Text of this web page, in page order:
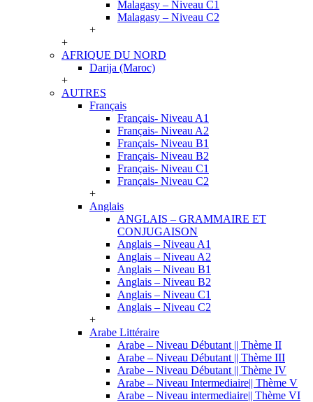
Malagasy – Niveau C1
Malagasy – Niveau C2
+
+
AFRIQUE DU NORD
Darija (Maroc)
+
AUTRES
Français
Français- Niveau A1
Français- Niveau A2
Français- Niveau B1
Français- Niveau B2
Français- Niveau C1
Français- Niveau C2
+
Anglais
ANGLAIS – GRAMMAIRE ET
CONJUGAISON
Anglais – Niveau A1
Anglais – Niveau A2
Anglais – Niveau B1
Anglais – Niveau B2
Anglais – Niveau C1
Anglais – Niveau C2
+
Arabe Littéraire
Arabe – Niveau Débutant || Thème II
Arabe – Niveau Débutant || Thème III
Arabe – Niveau Débutant || Thème IV
Arabe – Niveau Intermediaire|| Thème V
Arabe – Niveau intermediaire|| Thème VI